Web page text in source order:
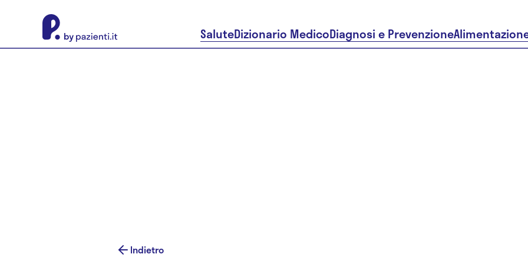
SaluteDizionario MedicoDiagnosi e Prevenzione
Indietro